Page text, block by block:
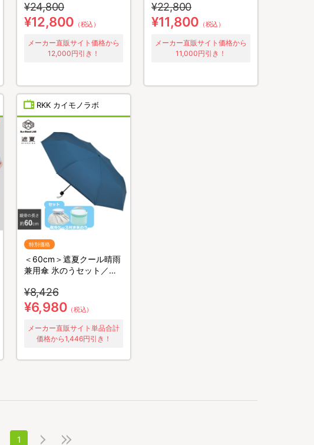
下セット／リカバリーウェ
ア
¥24,800
¥12,800 （税込）
メーカー直販サイト価格から
12,000円引き！
下セット／リカバリーウェ
ア
¥22,800
¥11,800 （税込）
メーカー直販サイト価格から
11,000円引き！
RKK カイモノラボ
特別価格
＜60cm＞遮夏クール晴雨
兼用傘 氷のうセット／サ
パクト
¥8,426
¥6,980 （税込）
メーカー直販サイト単品合計
価格から1,446円引き！
1